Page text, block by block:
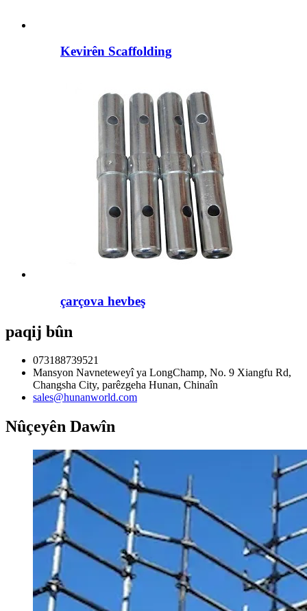
Kevirên Scaffolding
çarçova hevbeş
paqij bûn
073188739521
Mansyon Navneteweyî ya LongChamp, No. 9 Xiangfu Rd,
Changsha City, parêzgeha Hunan, Chinaîn
sales@hunanworld.com
Nûçeyên Dawîn